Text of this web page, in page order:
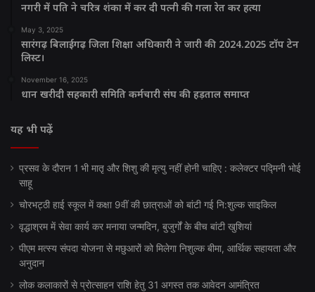
नगरी में पति ने चरित्र शंका में कर दी पत्नी की गला रेत कर हत्या
May 3, 2025
सारंगढ़ बिलाईगढ़ जिला शिक्षा अधिकारी ने जारी की 2024.2025 टॉप टेन
लिस्ट।
November 16, 2025
धान खरीदी सहकारी समिति कर्मचारी संघ की हड़ताल समाप्त
यह भी पढ़ें
प्रसव के दौरान 1 भी मातृ और शिशु की मृत्यु नहीं होनी चाहिए : कलेक्टर पद्मिनी भोई
साहू
चोरभट्ठी हाई स्कूल में कक्षा 9वीं की छात्राओं को बांटी गई नि:शुल्क साइकिल
वृद्धाश्रम में सेवा कार्य कर मनाया जन्मदिन, बुजुर्गों के बीच बांटी खुशियां
पीएम मत्स्य संपदा योजना से मछुआरों को मिलेगा निशुल्क बीमा, आर्थिक सहायता और
अनुदान
लोक कलाकारों से प्रोत्साहन राशि हेतु 31 अगस्त तक आवेदन आमंत्रित